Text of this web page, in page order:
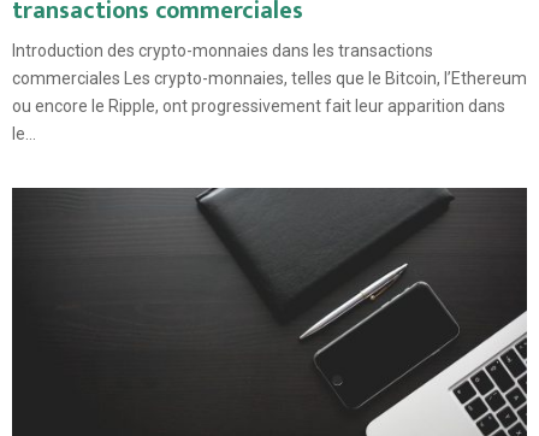
transactions commerciales
Introduction des crypto-monnaies dans les transactions
commerciales Les crypto-monnaies, telles que le Bitcoin, l’Ethereum
ou encore le Ripple, ont progressivement fait leur apparition dans
le...